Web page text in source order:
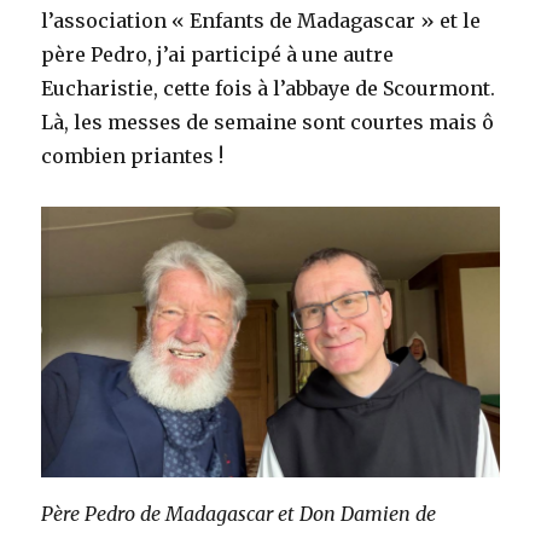
l’association « Enfants de Madagascar » et le
père Pedro, j’ai participé à une autre
Eucharistie, cette fois à l’abbaye de Scourmont.
Là, les messes de semaine sont courtes mais ô
combien priantes !
Père Pedro de Madagascar et Don Damien de